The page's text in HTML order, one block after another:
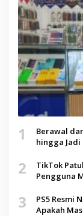
1
Berawal
hingga Jadi
2
TikTok
Pengguna
3
PS5 Resmi
Apakah